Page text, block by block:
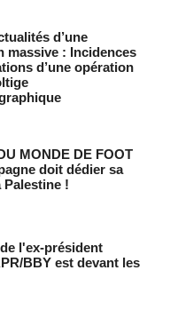
évacuées avant
national écroué pour
démocratie mais la
à semer le chaos »
que l'Iran a ciblé l'un de
d'Ormuz
massive » vers
selon une autorité
d’une
massive : Incidences
d’une opération
MONDE DE FOOT
doit dédier sa
!
l'ex-président
BBY est devant les